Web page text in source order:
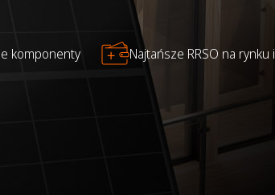
komponenty Najtańsze RRSO na rynku i